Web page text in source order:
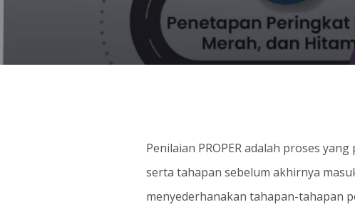
Penilaian PROPER adalah proses
serta tahapan sebelum akhirnya
menyederhanakan tahapan-tahapan